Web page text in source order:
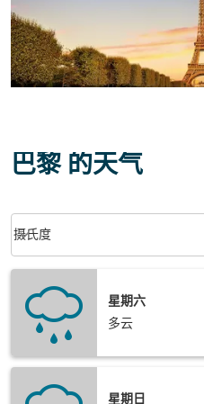
巴黎 的天气
Weather unit option 摄氏度
摄氏度
keyboard_arrow_down
星期六
多云
星期日